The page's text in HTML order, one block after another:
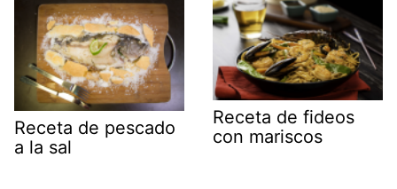
Receta de pescado
a la sal
Receta de fideos
con mariscos